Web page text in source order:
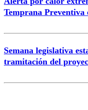
Temprana Preventiva
Semana legislativa
tramitación del